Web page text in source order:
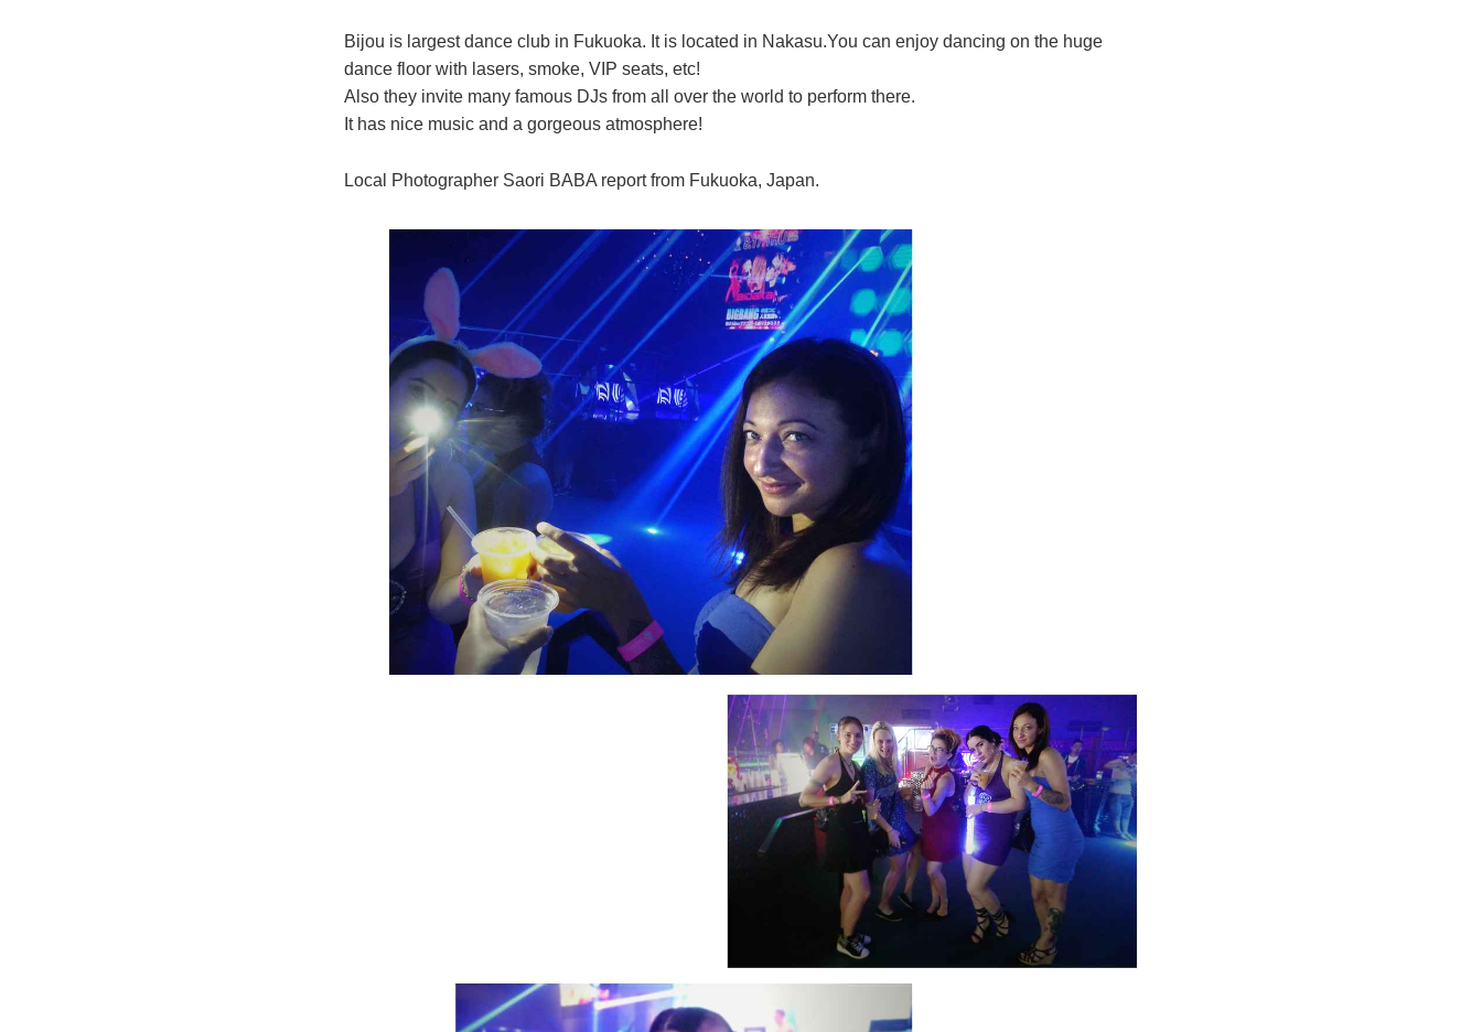
Bijou is largest dance club in Fukuoka. It is located in Nakasu.You can enjoy dancing on the huge
dance floor with lasers, smoke, VIP seats, etc!
Also they invite many famous DJs from all over the world to perform there.
It has nice music and a gorgeous atmosphere!
Local Photographer Saori BABA report from Fukuoka, Japan.